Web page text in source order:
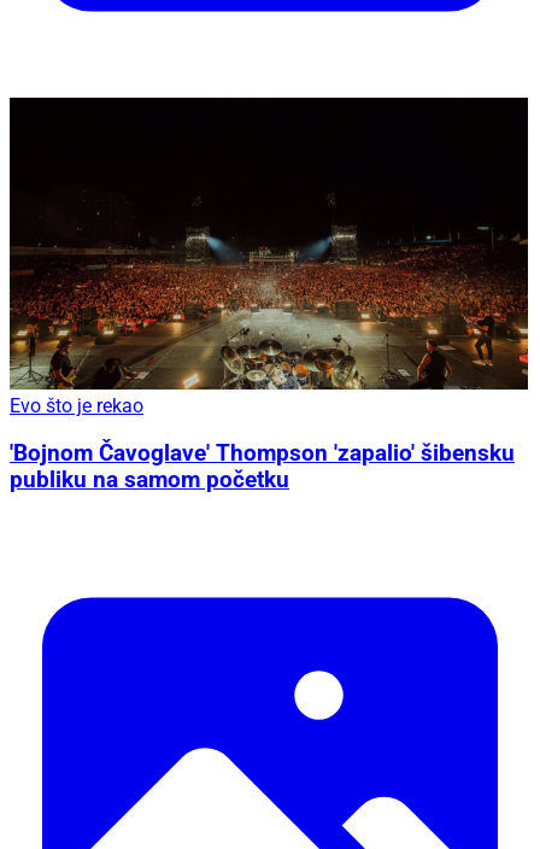
Evo što je rekao
'Bojnom Čavoglave' Thompson 'zapalio' šibensku
publiku na samom početku